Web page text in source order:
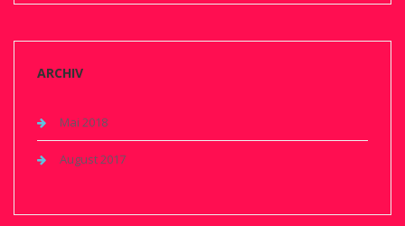
ARCHIV
Mai 2018
August 2017